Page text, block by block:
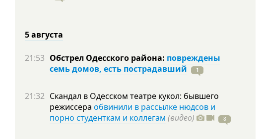
5 августа
21:53 Обстрел Одесского района: повреждены
семь домов, есть пострадавший
1
21:32 Скандал в Одесском театре кукол: бывшего
режиссера обвинили в рассылке нюдсов и
порно студенткам и коллегам (видео) 8